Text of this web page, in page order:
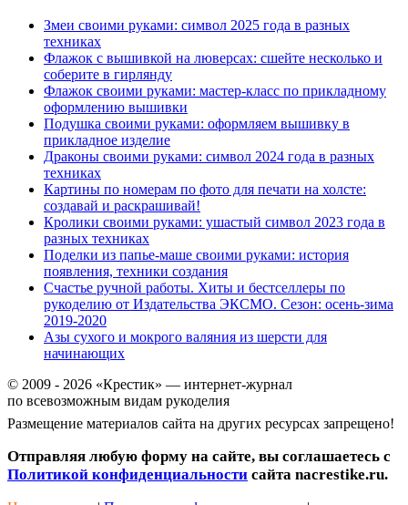
Змеи своими руками: символ 2025 года в разных
техниках
Флажок с вышивкой на люверсах: сшейте несколько и
соберите в гирлянду
Флажок своими руками: мастер-класс по прикладному
оформлению вышивки
Подушка своими руками: оформляем вышивку в
прикладное изделие
Драконы своими руками: символ 2024 года в разных
техниках
Картины по номерам по фото для печати на холсте:
создавай и раскрашивай!
Кролики своими руками: ушастый символ 2023 года в
разных техниках
Поделки из папье-маше своими руками: история
появления, техники создания
Счастье ручной работы. Хиты и бестселлеры по
рукоделию от Издательства ЭКСМО. Сезон: осень-зима
2019-2020
Азы сухого и мокрого валяния из шерсти для
начинающих
© 2009 - 2026 «Крестик» — интернет-журнал
по всевозможным видам рукоделия
Размещение материалов сайта на других ресурсах запрещено!
Отправляя любую форму на сайте, вы соглашаетесь с
Политикой конфиденциальности сайта nacrestike.ru.